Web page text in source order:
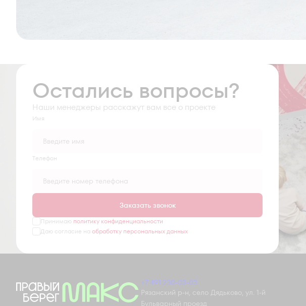
Остались вопросы?
Наши менеджеры расскажут вам все о проекте
Имя
Tелефон
Заказать звонок
Принимаю политику конфиденциальности
Даю согласие на обработку персональных данных
+7 491 230-03-03
Рязанский р-н, село Дядьково, ул. 1-й
Бульварный проезд